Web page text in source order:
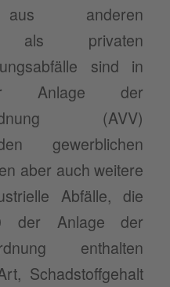
aus anderen
als privaten
sind in
Anlage der
(AVV)
gewerblichen
aber auch weitere
Abfälle, die
der Anlage der
enthalten
Schadstoffgehalt